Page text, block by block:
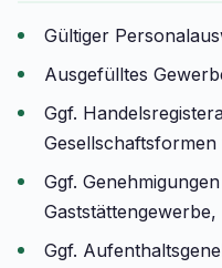
Gültiger
Ausgefülltes
Ggf.
Ggf.
Ggf.